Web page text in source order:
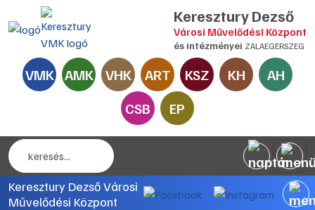
Keresztury Dezső
Városi Művelődési Központ
és intézményei ZALAEGERSZEG
VMK AMK VHK ART KSZ KH
AH
CSB
EP
Keresztury Dezső Városi
Művelődési Központ